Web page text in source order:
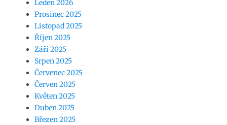
Leden 2026
Prosinec 2025
Listopad 2025
Říjen 2025
Září 2025
Srpen 2025
Červenec 2025
Červen 2025
Květen 2025
Duben 2025
Březen 2025